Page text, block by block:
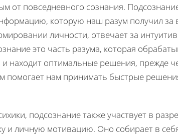
от повседневного сознания.
которую наш разум получил
личности, отвечает за
это часть разума, которая
находит оптимальные решения, прежде
помогает нам принимать быстрые
подсознание также участвует в
и личную мотивацию. Оно собирает в